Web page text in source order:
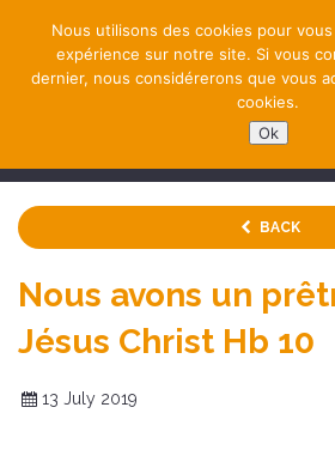
BACK
Nous avons un
Jésus Christ Hb 10
13 July 2019
Nous utilisons des cookies pour
expérience sur notre site. Si vous
dernier, nous considérerons que vous
cookies.
Ok